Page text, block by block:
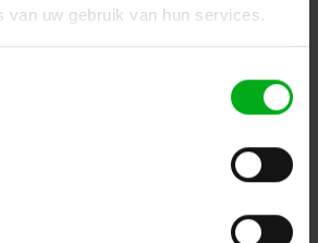
van uw gebruik van hun services.